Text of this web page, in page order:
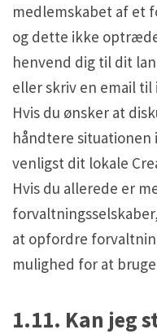
medlemskabet af et
og dette ikke
henvend dig til dit
eller skriv en email til
Hvis du ønsker at
håndtere
venligst dit lokale
Hvis du allerede er
at opfordre
mulighed for at
1.11. Kan jeg